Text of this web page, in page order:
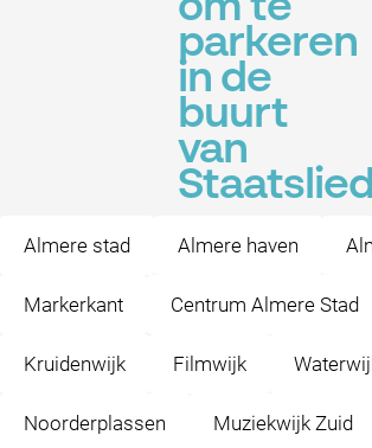
om te
parkeren
in de
buurt
van
Almere stad Almere haven
Markerkant Centrum Almere Stad
Kruidenwijk Filmwijk
Noorderplassen Muziekwijk Zuid